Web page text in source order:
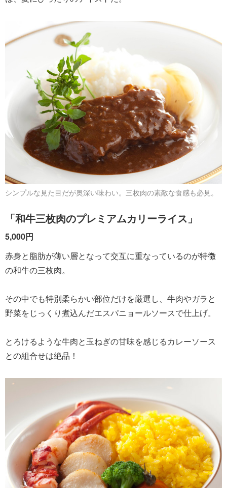
シンプルな見た目だが奥深い味わい。三枚肉の素敵な食感も必見。
「和牛三枚肉のプレミアムカリーライス」
5,000円
赤身と脂肪が薄い層となって交互に重なっているのが特徴
の和牛の三枚肉。
その中でも特別柔らかい部位だけを厳選し、牛肉やガラと
野菜をじっくり煮込んだエスパニョールソースで仕上げ。
とろけるような牛肉と玉ねぎの甘味を感じるカレーソース
との組合せは絶品！